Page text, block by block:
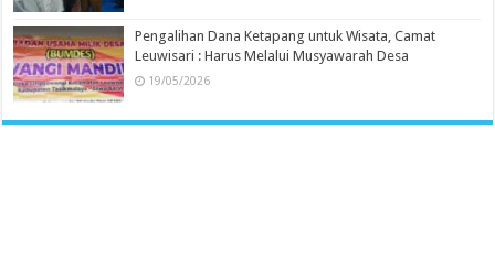
Pengalihan Dana Ketapang untuk Wisata, Camat
Leuwisari : Harus Melalui Musyawarah Desa
19/05/2026